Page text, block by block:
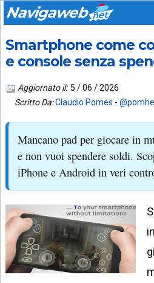
Navigaweb
HOME
SIAMO
SUPPORTO
PIÙ
LETTI
ULTIMI
POST
ARCHIVIO
VIDEO
SEGUICI
SU:
APP
ANDROID
EMAIL
TIKTOK
YOUTUBE
X
INSTAGRAM
Smartphone come
e console senza
Aggiornato il: 5 / 06 / 2026
Scritto Da:Claudio Pomes -
Mancano pad per giocare in
e non vuoi spendere soldi.
iPhone e Android in veri